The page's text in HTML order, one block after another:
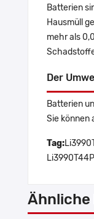
Batterien
Hausmüll
mehr als
Der
Batterien
Sie können
Tag:
Ähnliche